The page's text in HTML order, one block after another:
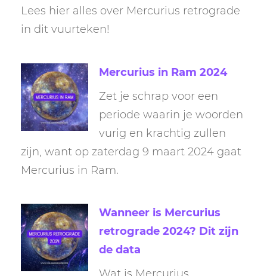
Lees hier alles over Mercurius retrograde
in dit vuurteken!
Mercurius in Ram 2024
Zet je schrap voor een
periode waarin je woorden
vurig en krachtig zullen
zijn, want op zaterdag 9 maart 2024 gaat
Mercurius in Ram.
Wanneer is Mercurius
retrograde 2024? Dit zijn
de data